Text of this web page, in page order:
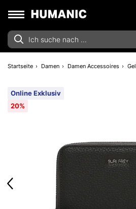
Startseite Damen Damen Accessoires
Online Exklusiv
20%